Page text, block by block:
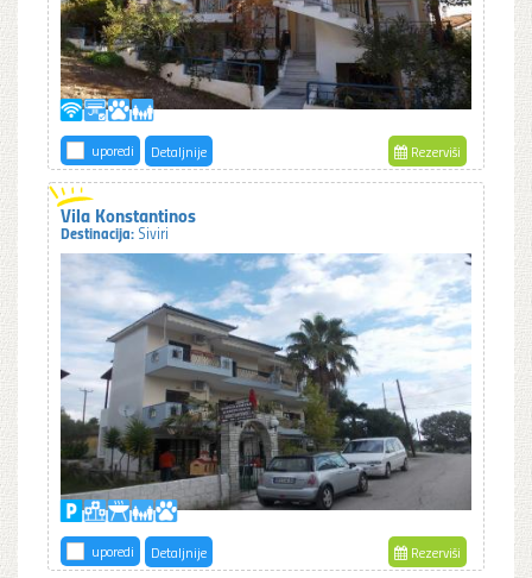
uporedi Detaljnije Rezerviši
Vila Konstantinos
Destinacija: Siviri
uporedi Detaljnije Rezerviši